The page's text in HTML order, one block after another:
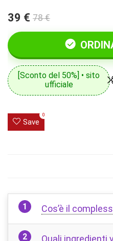
39 € 78 €
[Sconto del 50%] • sito
ufficiale
Save
0
Cos’è il
Quali ingredienti